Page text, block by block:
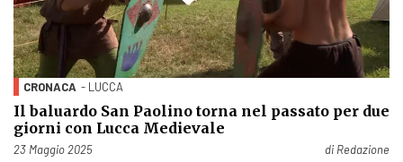
CRONACA - LUCCA
Il baluardo San Paolino torna nel passato per due
giorni con Lucca Medievale
Pubblicato il
23 Maggio 2025 di Redazione